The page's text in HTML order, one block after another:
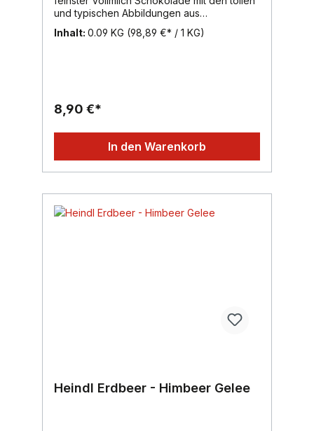
und typischen Abbildungen aus
Österreich.Inhalt: 90g, Region: Wien, Marke:
Heindl
Inhalt: 0.09 KG (98,89 €* / 1 KG)
8,90 €*
In den Warenkorb
Heindl Erdbeer - Himbeer Gelee